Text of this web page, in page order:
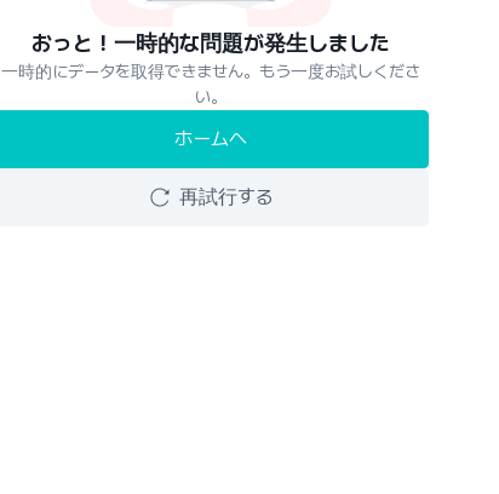
おっと！一時的な問題が発生しました
一時的にデータを取得できません。もう一度お試しくださ
い。
ホームへ
再試行する